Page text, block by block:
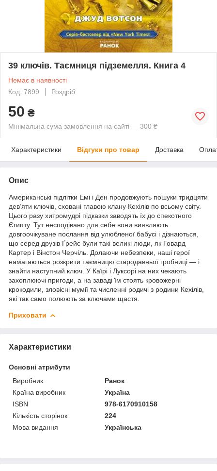
39 ключів. Таємниця підземелля. Книга 4
Немає в наявності
Код: 7899
Роздріб
50 ₴
Мінімальна сума замовлення на сайті — 300 ₴
Характеристики Відгуки про товар Доставка
Опис
Американські підлітки Емі і Ден продовжують пошуки тридцяти
дев’яти ключів, сховані главою клану Кехілів по всьому світу.
Цього разу хитромудрі підказки заводять їх до спекотного
Єгипту. Тут несподівано для себе вони виявляють
довгоочікуване послання від улюбленої бабусі і дізнаються,
що серед друзів Ґрейс були такі великі люди, як Говард
Картер і Вінстон Черчіль. Долаючи небезпеки, наші герої
намагаються розкрити таємницю стародавньої гробниці — і
знайти наступний ключ. У Каїрі і Луксорі на них чекають
захоплюючі пригоди, а на заваді їм стоять кровожерні
крокодили, зловісні мумії та численні родичі з родини Кехілів,
які так само полюють за ключами щастя.
Приховати
Характеристики
Основні атрибути
Виробник
Ранок
Країна виробник
Україна
ISBN
978-6170910158
Кількість сторінок
224
Мова видання
Українська